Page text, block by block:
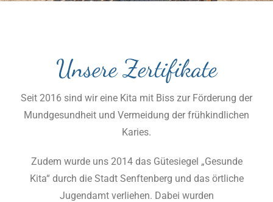
Unsere Zertifikate
Seit 2016 sind wir eine Kita mit Biss zur Förderung der
Mundgesundheit und Vermeidung der frühkindlichen
Karies.
Zudem wurde uns 2014 das Gütesiegel „Gesunde
Kita“ durch die Stadt Senftenberg und das örtliche
Jugendamt verliehen. Dabei wurden